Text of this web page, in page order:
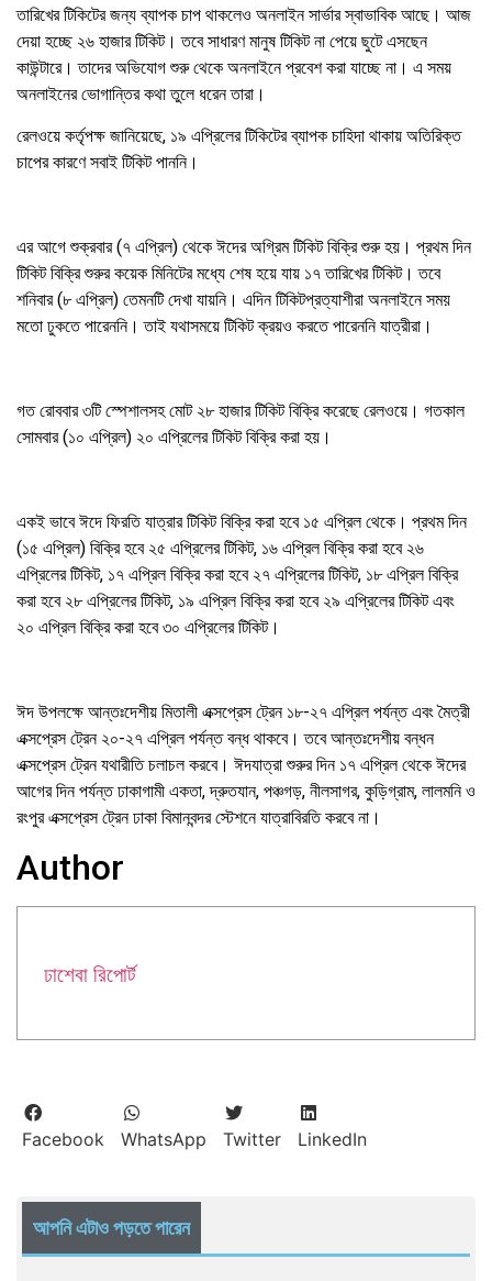
তারিখের টিকিটের জন্য ব্যাপক চাপ থাকলেও অনলাইন সার্ভার স্বাভাবিক আছে। আজ
দেয়া হচ্ছে ২৬ হাজার টিকিট। তবে সাধারণ মানুষ টিকিট না পেয়ে ছুটে এসছেন
কাউন্টারে। তাদের অভিযোগ শুরু থেকে অনলাইনে প্রবেশ করা যাচ্ছে না। এ সময়
অনলাইনের ভোগান্তির কথা তুলে ধরেন তারা।
রেলওয়ে কর্তৃপক্ষ জানিয়েছে, ১৯ এপ্রিলের টিকিটের ব্যাপক চাহিদা থাকায় অতিরিক্ত
চাপের কারণে সবাই টিকিট পাননি।
এর আগে শুক্রবার (৭ এপ্রিল) থেকে ঈদের অগ্রিম টিকিট বিক্রি শুরু হয়। প্রথম দিন
টিকিট বিক্রি শুরুর কয়েক মিনিটের মধ্যে শেষ হয়ে যায় ১৭ তারিখের টিকিট। তবে
শনিবার (৮ এপ্রিল) তেমনটি দেখা যায়নি। এদিন টিকিটপ্রত্যাশীরা অনলাইনে সময়
মতো ঢুকতে পারেননি। তাই যথাসময়ে টিকিট ক্রয়ও করতে পারেননি যাত্রীরা।
গত রোববার ৩টি স্পেশালসহ মোট ২৮ হাজার টিকিট বিক্রি করেছে রেলওয়ে। গতকাল
সোমবার (১০ এপ্রিল) ২০ এপ্রিলের টিকিট বিক্রি করা হয়।
একই ভাবে ঈদে ফিরতি যাত্রার টিকিট বিক্রি করা হবে ১৫ এপ্রিল থেকে। প্রথম দিন
(১৫ এপ্রিল) বিক্রি হবে ২৫ এপ্রিলের টিকিট, ১৬ এপ্রিল বিক্রি করা হবে ২৬
এপ্রিলের টিকিট, ১৭ এপ্রিল বিক্রি করা হবে ২৭ এপ্রিলের টিকিট, ১৮ এপ্রিল বিক্রি
করা হবে ২৮ এপ্রিলের টিকিট, ১৯ এপ্রিল বিক্রি করা হবে ২৯ এপ্রিলের টিকিট এবং
২০ এপ্রিল বিক্রি করা হবে ৩০ এপ্রিলের টিকিট।
ঈদ উপলক্ষে আন্তঃদেশীয় মিতালী এক্সপ্রেস ট্রেন ১৮-২৭ এপ্রিল পর্যন্ত এবং মৈত্রী
এক্সপ্রেস ট্রেন ২০-২৭ এপ্রিল পর্যন্ত বন্ধ থাকবে। তবে আন্তঃদেশীয় বন্ধন
এক্সপ্রেস ট্রেন যথারীতি চলাচল করবে। ঈদযাত্রা শুরুর দিন ১৭ এপ্রিল থেকে ঈদের
আগের দিন পর্যন্ত ঢাকাগামী একতা, দ্রুতযান, পঞ্চগড়, নীলসাগর, কুড়িগ্রাম, লালমনি ও
রংপুর এক্সপ্রেস ট্রেন ঢাকা বিমানবন্দর স্টেশনে যাত্রাবিরতি করবে না।
Author
ঢাশেবা রিপোর্ট
Facebook WhatsApp Twitter LinkedIn
আপনি এটাও পড়তে পারেন